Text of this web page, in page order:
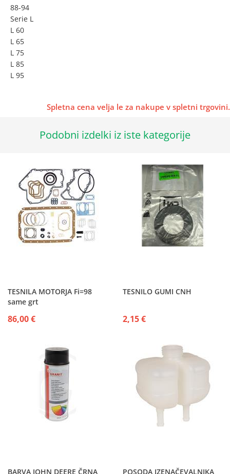
88-94
Serie L
L 60
L 65
L 75
L 85
L 95
Spletna cena velja le za nakupe v spletni trgovini.
Podobni izdelki iz iste kategorije
TESNILA MOTORJA Fi=98
same grt
86,00 €
TESNILO GUMI CNH
2,15 €
BARVA JOHN DEERE ČRNA
POSODA IZENAČEVALNIKA